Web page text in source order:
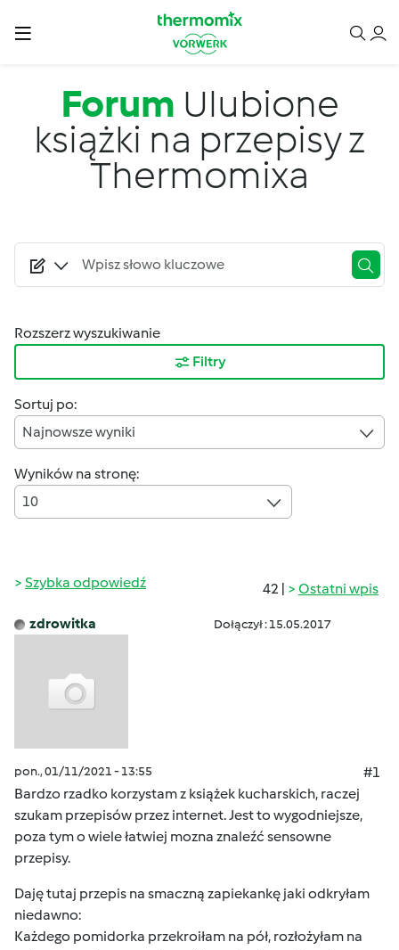
Forum Ulubione
książki na przepisy z
Thermomixa
Rozszerz wyszukiwanie
Filtry
Sortuj po:
Najnowsze wyniki
Wyników na stronę:
10
42 | Ostatni wpis
Szybka odpowiedź
zdrowitka Dołączył : 15.05.2017
pon., 01/11/2021 - 13:55
#1
Bardzo rzadko korzystam z książek kucharskich, raczej
szukam przepisów przez internet. Jest to wygodniejsze,
poza tym o wiele łatwiej mozna znaleźć sensowne
przepisy.
Daję tutaj przepis na smaczną zapiekankę jaki odkryłam
niedawno:
Każdego pomidorka przekroiłam na pół, rozłożyłam na